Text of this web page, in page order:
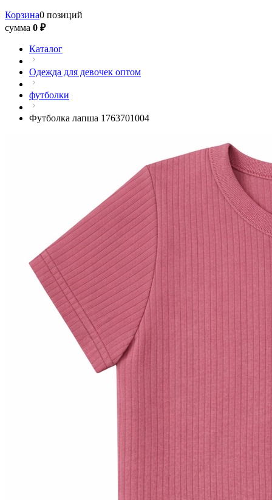
Корзина0 позиций
сумма 0 ₽
Каталог
Одежда для девочек оптом
футболки
Футболка лапша 1763701004